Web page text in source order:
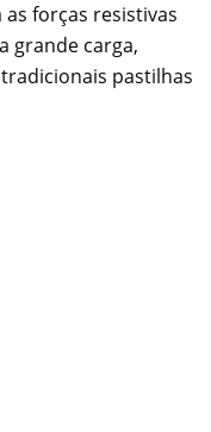
forças resistivas
grande carga,
pastilhas